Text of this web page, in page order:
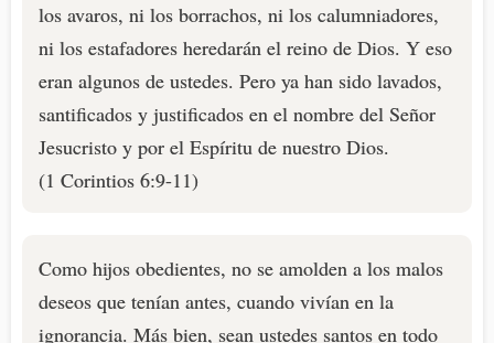
los avaros, ni los borrachos, ni los calumniadores,
ni los estafadores heredarán el reino de Dios. Y eso
eran algunos de ustedes. Pero ya han sido lavados,
santificados y justificados en el nombre del Señor
Jesucristo y por el Espíritu de nuestro Dios.
(1 Corintios 6:9-11)
Como hijos obedientes, no se amolden a los malos
deseos que tenían antes, cuando vivían en la
ignorancia. Más bien, sean ustedes santos en todo